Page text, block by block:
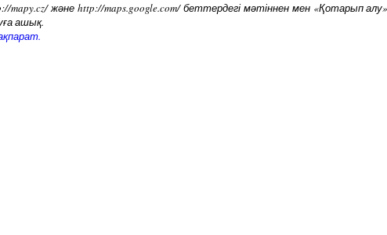
mapy.cz/ және http://maps.google.com/ беттердегі мәтіннен мен «Қотарып
ашық.